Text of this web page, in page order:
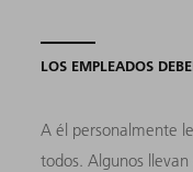
LOS EMPLEADOS
A él personalmente
todos. Algunos